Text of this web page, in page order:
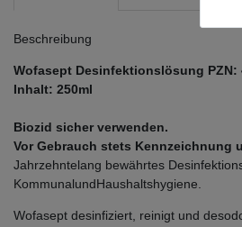
Beschreibung
Wofasept Desinfektionslösung PZN:
Inhalt: 250ml
Biozid sicher verwenden.
Vor Gebrauch stets Kennzeichnung
Jahrzehntelang bewährtes
KommunalundHaushaltshygiene.
Wofasept desinfiziert, reinigt und